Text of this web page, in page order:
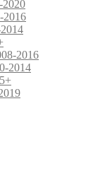
2016
2016
2014